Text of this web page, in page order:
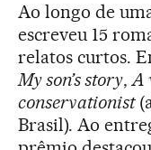
Ao longo de
escreveu 15
relatos curtos.
My son’s story,A
conservationist
Brasil). Ao